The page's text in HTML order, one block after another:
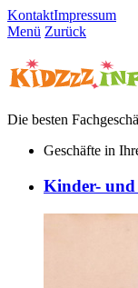
KontaktImpressum
Menü Zurück
Die besten
Geschäfte in
Kinder-